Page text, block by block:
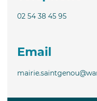
02 54 38 45 95
Email